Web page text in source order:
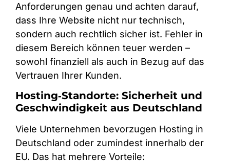
Anforderungen genau und achten darauf,
dass Ihre Website nicht nur technisch,
sondern auch rechtlich sicher ist. Fehler in
diesem Bereich können teuer werden –
sowohl finanziell als auch in Bezug auf das
Vertrauen Ihrer Kunden.
Hosting‑Standorte: Sicherheit und
Geschwindigkeit aus Deutschland
Viele Unternehmen bevorzugen Hosting in
Deutschland oder zumindest innerhalb der
EU. Das hat mehrere Vorteile: